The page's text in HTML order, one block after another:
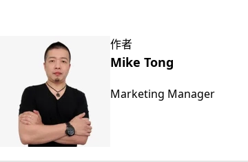
作者
Mike Tong
Marketing Manager